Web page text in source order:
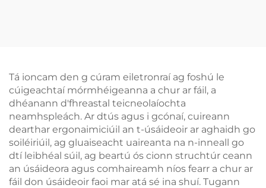
Tá ioncam den g cúram eiletronraí ag foshú le
cúigeachtaí mórmhéigeanna a chur ar fáil, a
dhéanann d'fhreastal teicneolaíochta
neamhspleách. Ar dtús agus i gcónaí, cuireann
dearthar ergonaimiciúil an t-úsáideoir ar aghaidh go
soiléiriúil, ag gluaiseacht uaireanta na n-inneall go
dtí leibhéal súil, ag beartú ós cionn struchtúr ceann
an úsáideora agus comhaireamh níos fearr a chur ar
fáil don úsáideoir faoi mar atá sé ina shuí. Tugann